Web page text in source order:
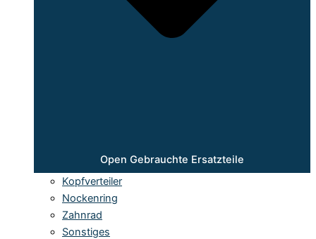
Open Gebrauchte Ersatzteile
Kopfverteiler
Nockenring
Zahnrad
Sonstiges